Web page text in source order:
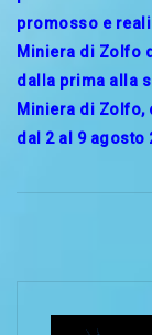
promosso e
Miniera di Zolfo
dalla prima alla
Miniera di Zolfo,
dal 2 al 9 agosto